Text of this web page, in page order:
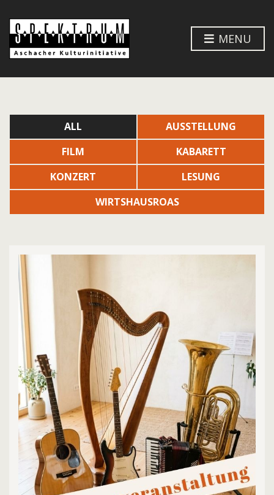
MENU
ALL
AUSSTELLUNG
FILM
KABARETT
KONZERT
LESUNG
WIRTSHAUSROAS